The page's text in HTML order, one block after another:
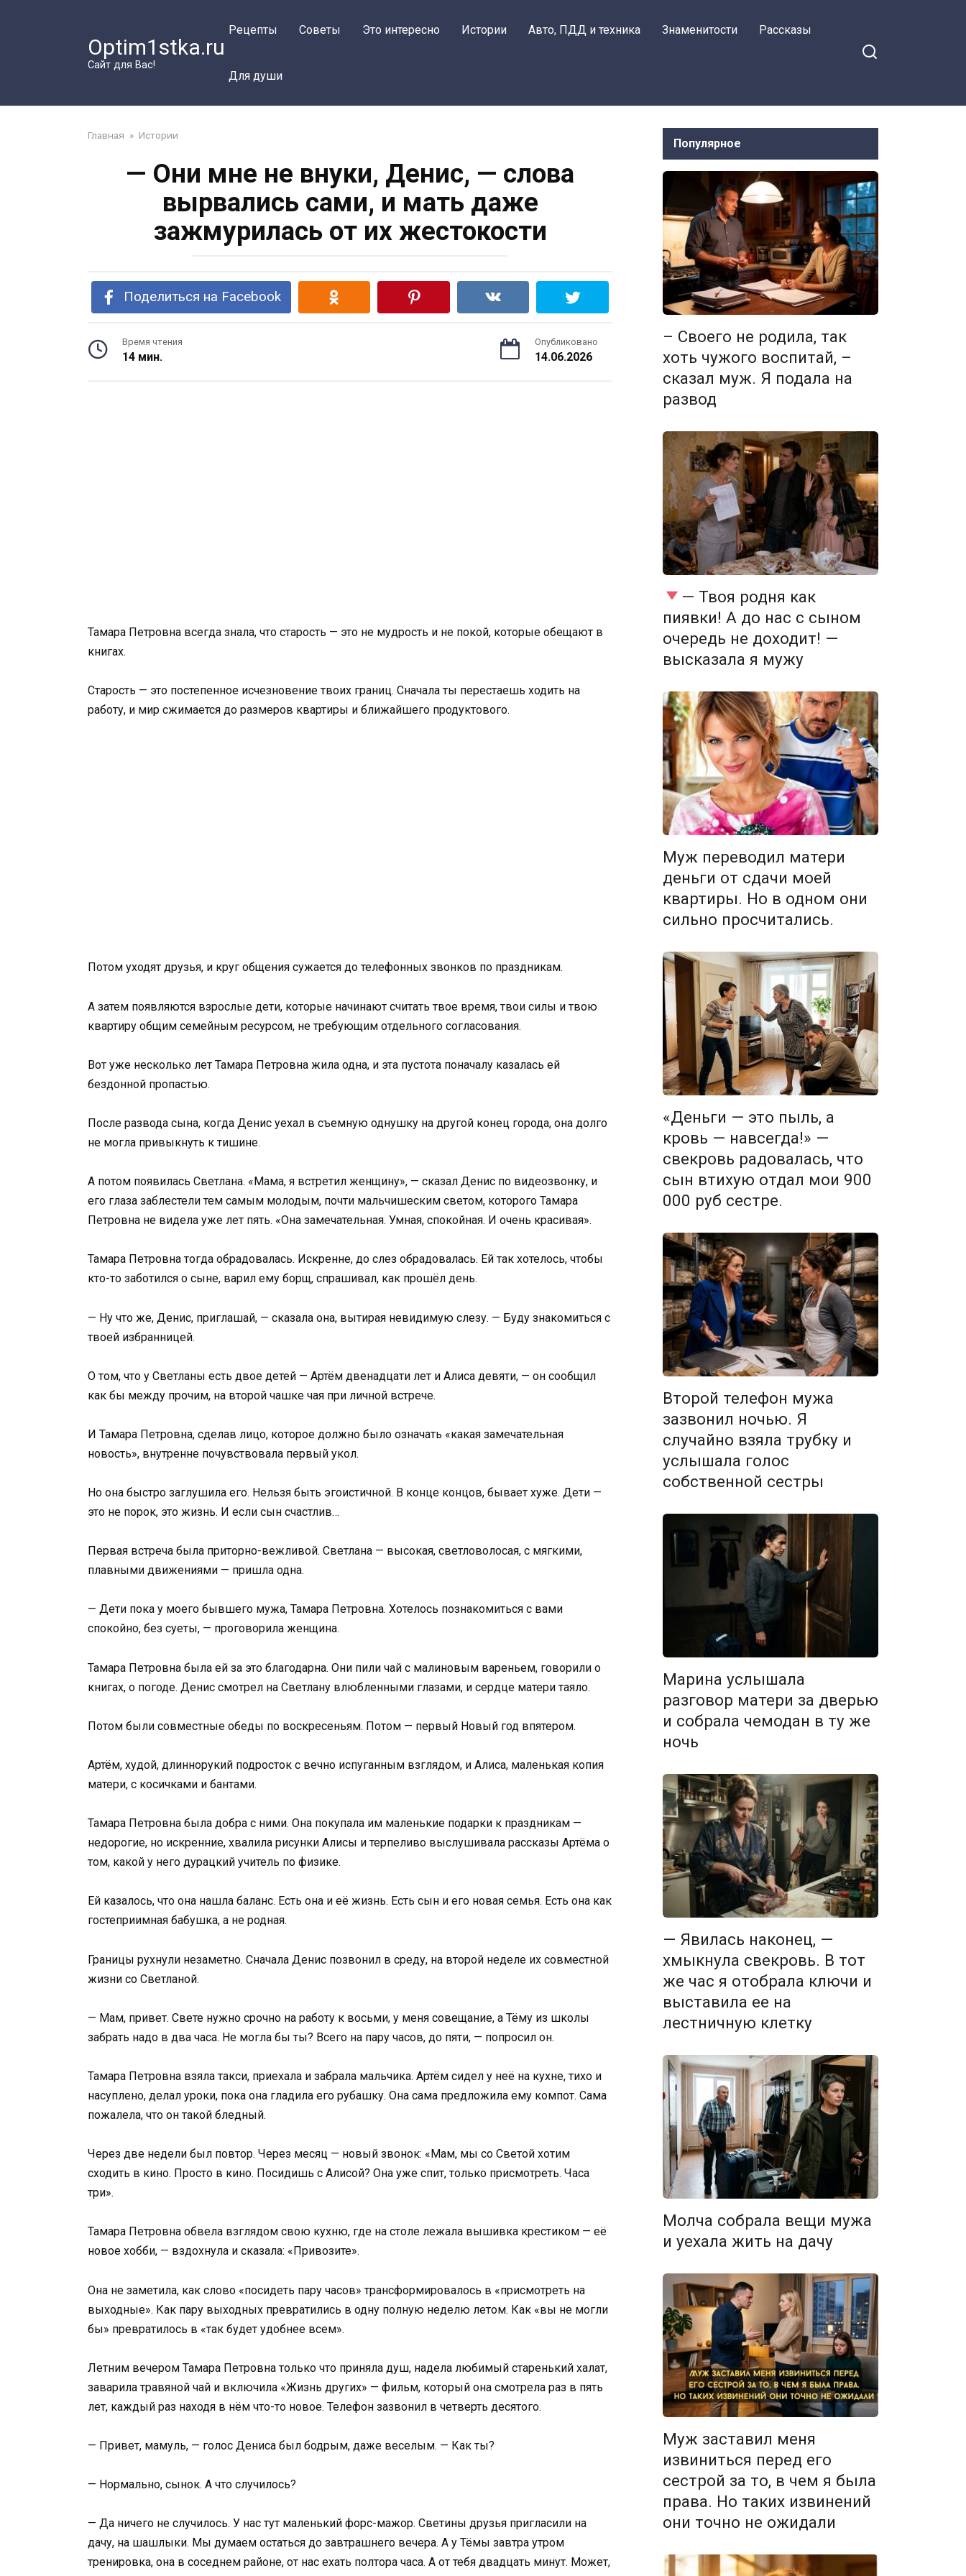
Optim1stka.ru
Сайт для Вас!
Рецепты Советы Это интересно Истории Авто, ПДД и техника Знаменитости Рассказы
Для души
Главная » Истории
— Они мне не внуки, Денис, — слова
вырвались сами, и мать даже
зажмурилась от их жестокости
Поделиться на Facebook
Время чтения
14 мин.
Опубликовано
14.06.2026
Тамара Петровна всегда знала, что старость — это не мудрость и не покой, которые обещают в
книгах.
Старость — это постепенное исчезновение твоих границ. Сначала ты перестаешь ходить на
работу, и мир сжимается до размеров квартиры и ближайшего продуктового.
Потом уходят друзья, и круг общения сужается до телефонных звонков по праздникам.
А затем появляются взрослые дети, которые начинают считать твое время, твои силы и твою
квартиру общим семейным ресурсом, не требующим отдельного согласования.
Вот уже несколько лет Тамара Петровна жила одна, и эта пустота поначалу казалась ей
бездонной пропастью.
После развода сына, когда Денис уехал в съемную однушку на другой конец города, она долго
не могла привыкнуть к тишине.
А потом появилась Светлана. «Мама, я встретил женщину», — сказал Денис по видеозвонку, и
его глаза заблестели тем самым молодым, почти мальчишеским светом, которого Тамара
Петровна не видела уже лет пять. «Она замечательная. Умная, спокойная. И очень красивая».
Тамара Петровна тогда обрадовалась. Искренне, до слез обрадовалась. Ей так хотелось, чтобы
кто-то заботился о сыне, варил ему борщ, спрашивал, как прошёл день.
— Ну что же, Денис, приглашай, — сказала она, вытирая невидимую слезу. — Буду знакомиться с
твоей избранницей.
О том, что у Светланы есть двое детей — Артём двенадцати лет и Алиса девяти, — он сообщил
как бы между прочим, на второй чашке чая при личной встрече.
И Тамара Петровна, сделав лицо, которое должно было означать «какая замечательная
новость», внутренне почувствовала первый укол.
Но она быстро заглушила его. Нельзя быть эгоистичной. В конце концов, бывает хуже. Дети —
это не порок, это жизнь. И если сын счастлив…
Первая встреча была приторно-вежливой. Светлана — высокая, светловолосая, с мягкими,
плавными движениями — пришла одна.
— Дети пока у моего бывшего мужа, Тамара Петровна. Хотелось познакомиться с вами
спокойно, без суеты, — проговорила женщина.
Тамара Петровна была ей за это благодарна. Они пили чай с малиновым вареньем, говорили о
книгах, о погоде. Денис смотрел на Светлану влюбленными глазами, и сердце матери таяло.
Потом были совместные обеды по воскресеньям. Потом — первый Новый год впятером.
Артём, худой, длиннорукий подросток с вечно испуганным взглядом, и Алиса, маленькая копия
матери, с косичками и бантами.
Тамара Петровна была добра с ними. Она покупала им маленькие подарки к праздникам —
недорогие, но искренние, хвалила рисунки Алисы и терпеливо выслушивала рассказы Артёма о
том, какой у него дурацкий учитель по физике.
Ей казалось, что она нашла баланс. Есть она и её жизнь. Есть сын и его новая семья. Есть она как
гостеприимная бабушка, а не родная.
Границы рухнули незаметно. Сначала Денис позвонил в среду, на второй неделе их совместной
жизни со Светланой.
— Мам, привет. Свете нужно срочно на работу к восьми, у меня совещание, а Тёму из школы
забрать надо в два часа. Не могла бы ты? Всего на пару часов, до пяти, — попросил он.
Тамара Петровна взяла такси, приехала и забрала мальчика. Артём сидел у неё на кухне, тихо и
насуплено, делал уроки, пока она гладила его рубашку. Она сама предложила ему компот. Сама
пожалела, что он такой бледный.
Через две недели был повтор. Через месяц — новый звонок: «Мам, мы со Светой хотим
сходить в кино. Просто в кино. Посидишь с Алисой? Она уже спит, только присмотреть. Часа
три».
Тамара Петровна обвела взглядом свою кухню, где на столе лежала вышивка крестиком — её
новое хобби, — вздохнула и сказала: «Привозите».
Она не заметила, как слово «посидеть пару часов» трансформировалось в «присмотреть на
выходные». Как пару выходных превратились в одну полную неделю летом. Как «вы не могли
бы» превратилось в «так будет удобнее всем».
Летним вечером Тамара Петровна только что приняла душ, надела любимый старенький халат,
заварила травяной чай и включила «Жизнь других» — фильм, который она смотрела раз в пять
лет, каждый раз находя в нём что-то новое. Телефон зазвонил в четверть десятого.
— Привет, мамуль, — голос Дениса был бодрым, даже веселым. — Как ты?
— Нормально, сынок. А что случилось?
— Да ничего не случилось. У нас тут маленький форс-мажор. Светины друзья пригласили на
дачу, на шашлыки. Мы думаем остаться до завтрашнего вечера. А у Тёмы завтра утром
тренировка, она в соседнем районе, от нас ехать полтора часа. А от тебя двадцать минут. Может,
Популярное
– Своего не родила, так
хоть чужого воспитай, –
сказал муж. Я подала на
развод
— Твоя родня как
пиявки! А до нас с сыном
очередь не доходит! —
высказала я мужу
Муж переводил матери
деньги от сдачи моей
квартиры. Но в одном они
сильно просчитались.
«Деньги — это пыль, а
кровь — навсегда!» —
свекровь радовалась, что
сын втихую отдал мои 900
000 руб сестре.
Второй телефон мужа
зазвонил ночью. Я
случайно взяла трубку и
услышала голос
собственной сестры
Марина услышала
разговор матери за дверью
и собрала чемодан в ту же
ночь
— Явилась наконец, —
хмыкнула свекровь. В тот
же час я отобрала ключи и
выставила ее на
лестничную клетку
Молча собрала вещи мужа
и уехала жить на дачу
Муж заставил меня
извиниться перед его
сестрой за то, в чем я была
права. Но таких извинений
они точно не ожидали